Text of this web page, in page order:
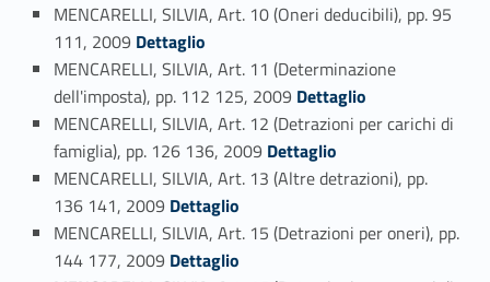
MENCARELLI, SILVIA, Art. 10 (Oneri deducibili), pp. 95
111, 2009 Link identifier #identifier_person_7517-66
Dettaglio
MENCARELLI, SILVIA, Art. 11 (Determinazione
dell'imposta), pp. 112 125, 2009 Link identifier #identifier_person_81619-67
Dettaglio
MENCARELLI, SILVIA, Art. 12 (Detrazioni per carichi di
famiglia), pp. 126 136, 2009 Link identifier #identifier_person_8116-68
Dettaglio
MENCARELLI, SILVIA, Art. 13 (Altre detrazioni), pp.
136 141, 2009 Link identifier #identifier_person_168394-69
Dettaglio
MENCARELLI, SILVIA, Art. 15 (Detrazioni per oneri), pp.
144 177, 2009 Link identifier #identifier_person_33882-70
Dettaglio